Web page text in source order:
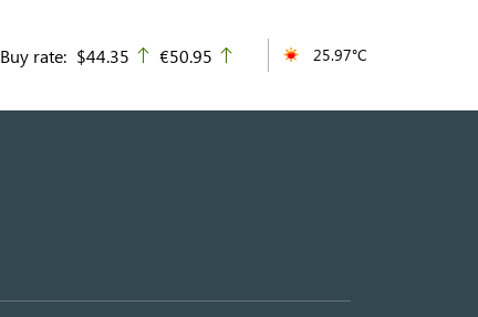
Buy rate: $44.35 up
€50.95 25.97°C